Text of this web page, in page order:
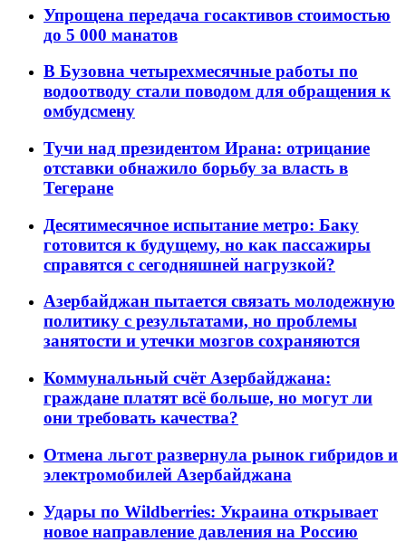
Упрощена передача госактивов стоимостью
до 5 000 манатов
В Бузовна четырехмесячные работы по
водоотводу стали поводом для обращения к
омбудсмену
Тучи над президентом Ирана: отрицание
отставки обнажило борьбу за власть в
Тегеране
Десятимесячное испытание метро: Баку
готовится к будущему, но как пассажиры
справятся с сегодняшней нагрузкой?
Азербайджан пытается связать молодежную
политику с результатами, но проблемы
занятости и утечки мозгов сохраняются
Коммунальный счёт Азербайджана:
граждане платят всё больше, но могут ли
они требовать качества?
Отмена льгот развернула рынок гибридов и
электромобилей Азербайджана
Удары по Wildberries: Украина открывает
новое направление давления на Россию